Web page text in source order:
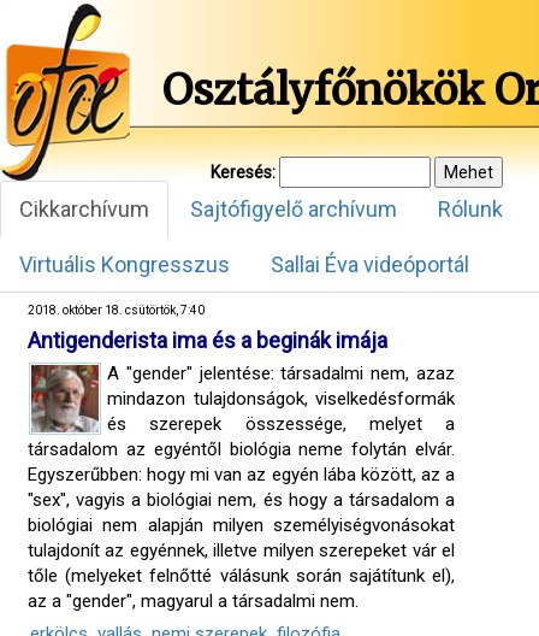
Osztályfőnökök
Keresés:
Cikkarchívum Sajtófigyelő archívum Rólunk
Virtuális Kongresszus Sallai Éva videóportál
2018. október 18. csütörtök, 7:40
Antigenderista ima és a beginák imája
A "gender" jelentése: társadalmi nem, azaz
mindazon tulajdonságok, viselkedésformák
és szerepek összessége, melyet a
társadalom az egyéntől biológia neme folytán elvár.
Egyszerűbben: hogy mi van az egyén lába között, az a
"sex", vagyis a biológiai nem, és hogy a társadalom a
biológiai nem alapján milyen személyiségvonásokat
tulajdonít az egyénnek, illetve milyen szerepeket vár el
tőle (melyeket felnőtté válásunk során sajátítunk el),
az a "gender", magyarul a társadalmi nem.